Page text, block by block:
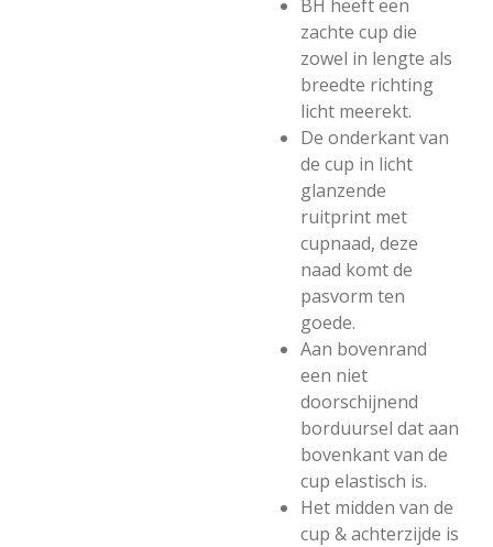
BH heeft een
zachte cup die
zowel in lengte als
breedte richting
licht meerekt.
De onderkant van
de cup in licht
glanzende
ruitprint met
cupnaad, deze
naad komt de
pasvorm ten
goede.
Aan bovenrand
een niet
doorschijnend
borduursel dat aan
bovenkant van de
cup elastisch is.
Het midden van de
cup & achterzijde is